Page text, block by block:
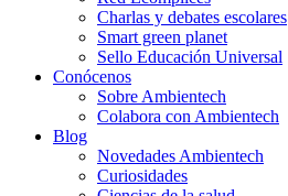
Charlas y debates escolares
Smart green planet
Sello Educación Universal
Conócenos
Sobre Ambientech
Colabora con Ambientech
Blog
Novedades Ambientech
Curiosidades